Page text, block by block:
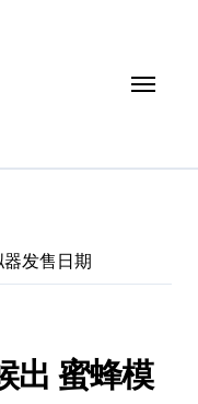
发售日期
出 蜜蜂模